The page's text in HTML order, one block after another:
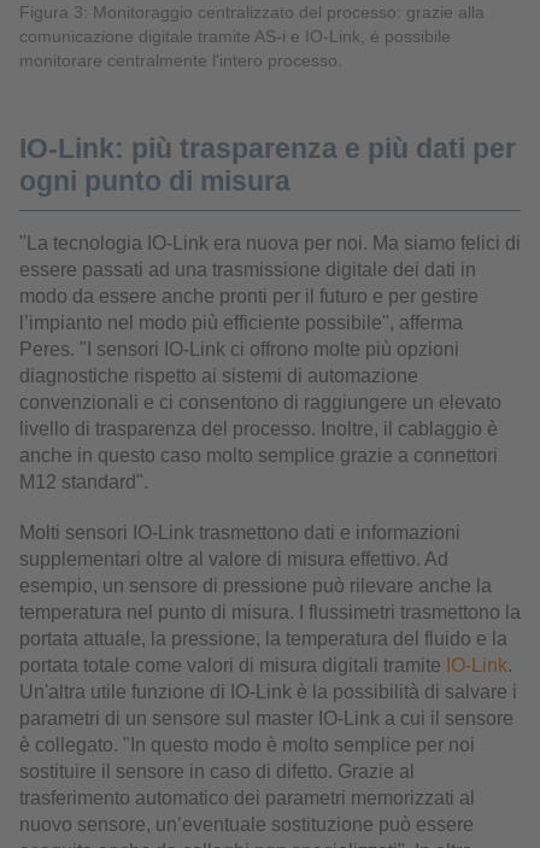
Figura 3: Monitoraggio centralizzato del processo: grazie alla
comunicazione digitale tramite AS-i e IO-Link, é possibile
monitorare centralmente l'intero processo.
IO-Link: più trasparenza e più dati per
ogni punto di misura
"La tecnologia IO-Link era nuova per noi. Ma siamo felici di
essere passati ad una trasmissione digitale dei dati in
modo da essere anche pronti per il futuro e per gestire
l’impianto nel modo più efficiente possibile", afferma
Peres. "I sensori IO-Link ci offrono molte più opzioni
diagnostiche rispetto ai sistemi di automazione
convenzionali e ci consentono di raggiungere un elevato
livello di trasparenza del processo. Inoltre, il cablaggio è
anche in questo caso molto semplice grazie a connettori
M12 standard".
Molti sensori IO-Link trasmettono dati e informazioni
supplementari oltre al valore di misura effettivo. Ad
esempio, un sensore di pressione può rilevare anche la
temperatura nel punto di misura. I flussimetri trasmettono la
portata attuale, la pressione, la temperatura del fluido e la
portata totale come valori di misura digitali tramite IO-Link.
Un'altra utile funzione di IO-Link è la possibilità di salvare i
parametri di un sensore sul master IO-Link a cui il sensore
è collegato. "In questo modo è molto semplice per noi
sostituire il sensore in caso di difetto. Grazie al
trasferimento automatico dei parametri memorizzati al
nuovo sensore, un’eventuale sostituzione può essere